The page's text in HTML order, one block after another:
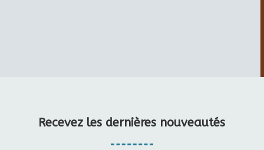
Recevez les dernières nouveautés